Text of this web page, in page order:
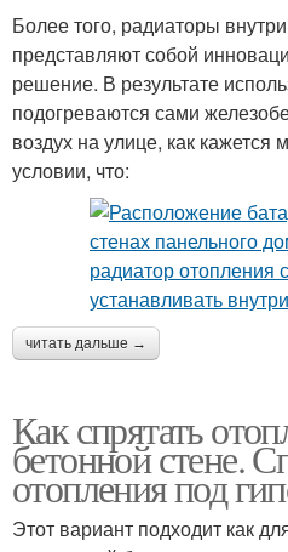
Более того, радиаторы
представляют собой
решение. В результате
подогреваются сами
воздух на улице, как кажется
условии, что:
читать дальше →
Как спрятать
бетонной стене.
отопления под
Этот вариант подходит как